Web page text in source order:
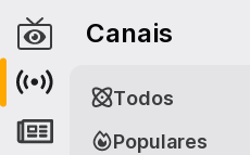
Canais
Populares
Todos